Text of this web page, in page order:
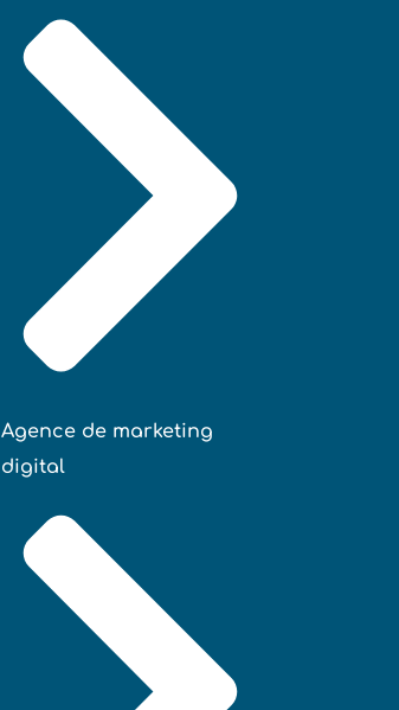
Agence de marketing
digital